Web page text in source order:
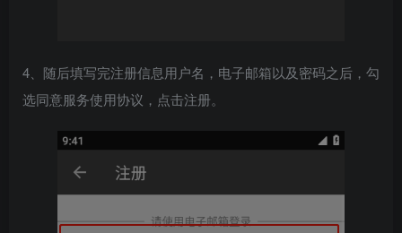
4、随后填写完注册信息用户名，电子邮箱以及密码之后，勾
选同意服务使用协议，点击注册。